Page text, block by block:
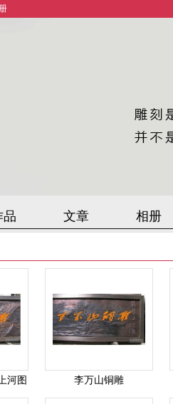
品 文章 相册
河图
李万山铜雕